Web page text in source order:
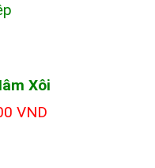
Xôi
VND